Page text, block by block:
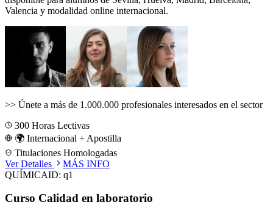
Valencia y modalidad online internacional.
>> Únete a más de 1.000.000 profesionales interesados en el sector
300 Horas Lectivas
🌍 Internacional + Apostilla
Titulaciones Homologadas
Ver Detalles
MÁS INFO
QUÍMICAID: q1
Curso Calidad en laboratorio